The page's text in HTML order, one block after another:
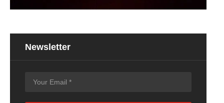
Newsletter